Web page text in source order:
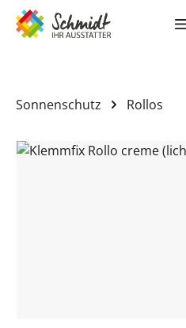
springen
Sonnenschutz Rollos
Bildergalerie überspringen